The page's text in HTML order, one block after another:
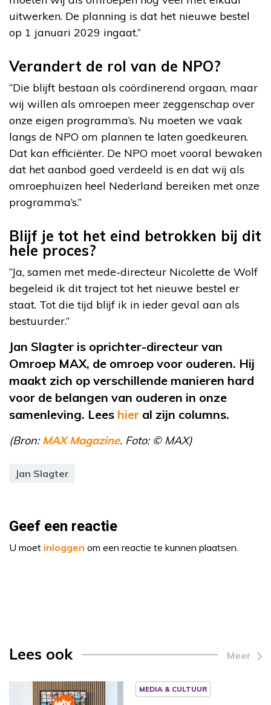
uitwerken. De planning is dat het nieuwe bestel
op 1 januari 2029 ingaat.”
Verandert de rol van de NPO?
“Die blijft bestaan als coördinerend orgaan, maar
wij willen als omroepen meer zeggenschap over
onze eigen programma’s. Nu moeten we vaak
langs de NPO om plannen te laten goedkeuren.
Dat kan efficiënter. De NPO moet vooral bewaken
dat het aanbod goed verdeeld is en dat wij als
omroephuizen heel Nederland bereiken met onze
programma’s.”
Blijf je tot het eind betrokken bij dit
hele proces?
“Ja, samen met mede-directeur Nicolette de Wolf
begeleid ik dit traject tot het nieuwe bestel er
staat. Tot die tijd blijf ik in ieder geval aan als
bestuurder.”
Jan Slagter is oprichter-directeur van
Omroep MAX, de omroep voor ouderen. Hij
maakt zich op verschillende manieren hard
voor de belangen van ouderen in onze
samenleving. Lees hier al zijn columns.
(Bron:MAX Magazine. Foto: © MAX)
Jan Slagter
Geef een reactie
U moet inloggen om een reactie te kunnen plaatsen.
Lees ook Meer
MEDIA & CULTUUR